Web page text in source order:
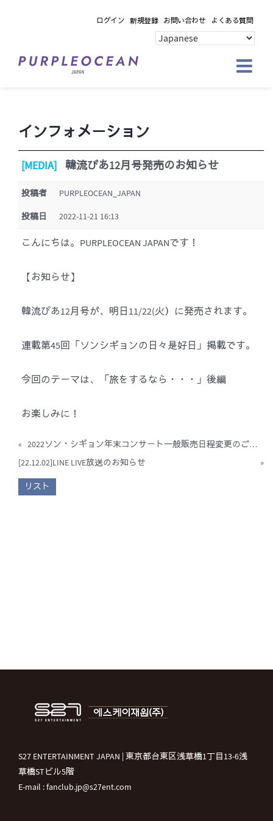
ログイン 新規登録 お問い合わせ よくある質問
インフォメーション
[MEDIA] 韓流ぴあ12月号発売のお知らせ
投稿者 PURPLEOCEAN_JAPAN
投稿日 2022-11-21 16:13
こんにちは。PURPLEOCEAN JAPANです！
【お知らせ】
韓流ぴあ12月号が、明日11/22(火）に発売されます。
連載第45回「ソンシギョンの日々是好日」掲載です。
今回のテーマは、「旅をするなら・・・」後編
お楽しみに！
«
2022ソン・シギョン年末コンサート一般販売日程変更のご案内
[22.12.02]LINE LIVE放送のお知らせ
»
リスト
S27 ENTERTAINMENT JAPAN | 東京都台東区浅草橋1丁目13-6浅
草橋STビル5階
E-mail : fanclub.jp@s27ent.com